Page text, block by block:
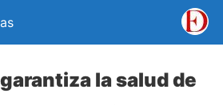
la salud de